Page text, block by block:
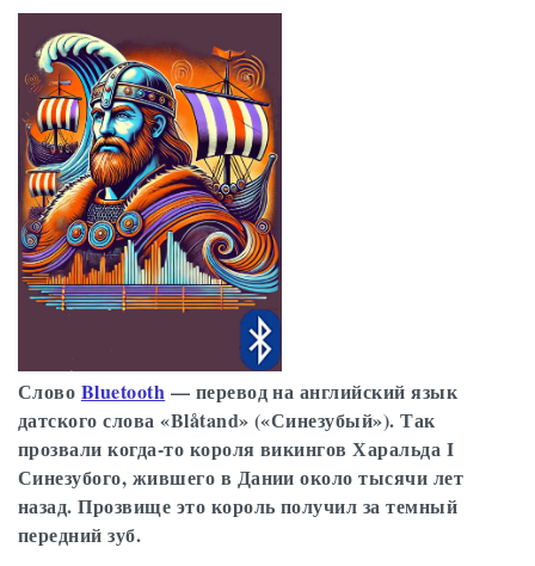
Слово Bluetooth — перевод на английский язык
датского слова «Blåtand» («Синезубый»). Так
прозвали когда-то короля викингов Харальда I
Синезубого, жившего в Дании около тысячи лет
назад. Прозвище это король получил за темный
передний зуб.